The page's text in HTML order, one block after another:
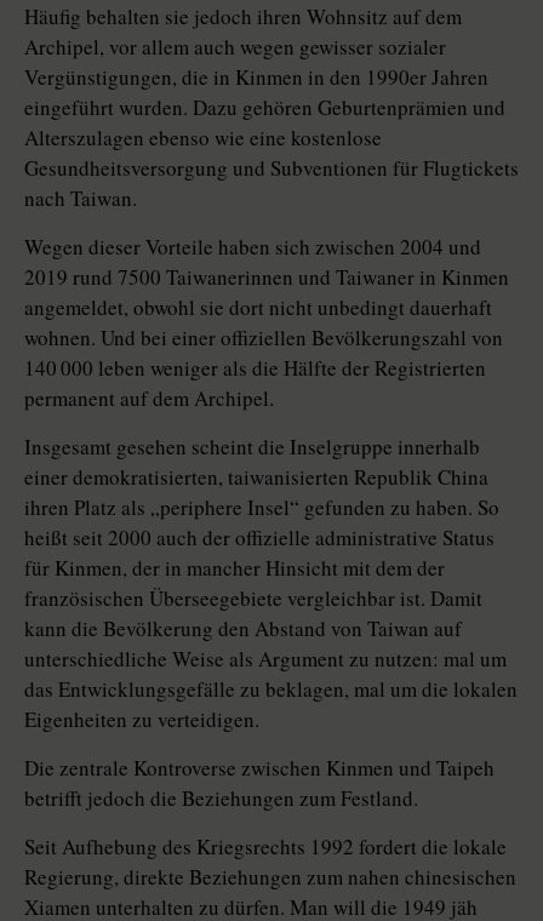
Häufig behalten sie jedoch ihren Wohnsitz auf dem
Archipel, vor allem auch wegen gewisser sozialer
Vergünstigungen, die in Kinmen in den 1990er Jahren
eingeführt wurden. Dazu gehören Geburtenprämien und
Alterszulagen ebenso wie eine kostenlose
Gesundheitsversorgung und Subventionen für Flugtickets
nach Taiwan.
Wegen dieser Vorteile haben sich zwischen 2004 und
2019 rund 7500 Taiwanerinnen und Taiwaner in Kinmen
angemeldet, obwohl sie dort nicht unbedingt dauerhaft
wohnen. Und bei einer offiziellen Bevölkerungszahl von
140 000 leben weniger als die Hälfte der Registrierten
permanent auf dem Archipel.
Insgesamt gesehen scheint die Inselgruppe innerhalb
einer demokratisierten, taiwanisierten Republik China
ihren Platz als „periphere Insel“ gefunden zu haben. So
heißt seit 2000 auch der offizielle administrative Status
für Kinmen, der in mancher Hinsicht mit dem der
französischen Überseegebiete vergleichbar ist. Damit
kann die Bevölkerung den Abstand von Taiwan auf
unterschiedliche Weise als Argument zu nutzen: mal um
das Entwicklungsgefälle zu beklagen, mal um die lokalen
Eigenheiten zu verteidigen.
Die zentrale Kontroverse zwischen Kinmen und Taipeh
betrifft jedoch die Beziehungen zum Festland.
Seit Aufhebung des Kriegsrechts 1992 fordert die lokale
Regierung, direkte Beziehungen zum nahen chinesischen
Xiamen unterhalten zu dürfen. Man will die 1949 jäh